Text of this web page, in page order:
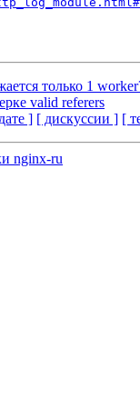
только 1
valid referers
] [ дискуссии ] [
nginx-ru